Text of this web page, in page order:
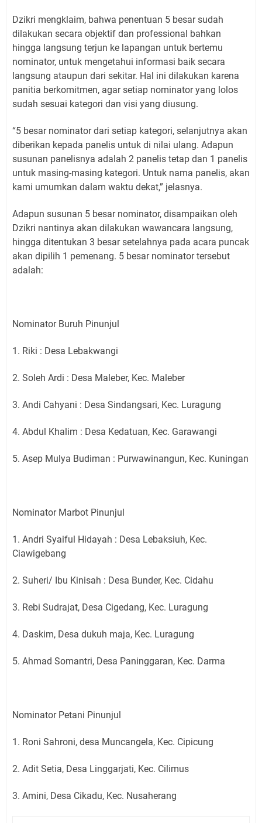
Dzikri mengklaim, bahwa penentuan 5 besar sudah
dilakukan secara objektif dan professional bahkan
hingga langsung terjun ke lapangan untuk bertemu
nominator, untuk mengetahui informasi baik secara
langsung ataupun dari sekitar. Hal ini dilakukan karena
panitia berkomitmen, agar setiap nominator yang lolos
sudah sesuai kategori dan visi yang diusung.
“5 besar nominator dari setiap kategori, selanjutnya akan
diberikan kepada panelis untuk di nilai ulang. Adapun
susunan panelisnya adalah 2 panelis tetap dan 1 panelis
untuk masing-masing kategori. Untuk nama panelis, akan
kami umumkan dalam waktu dekat,” jelasnya.
Adapun susunan 5 besar nominator, disampaikan oleh
Dzikri nantinya akan dilakukan wawancara langsung,
hingga ditentukan 3 besar setelahnya pada acara puncak
akan dipilih 1 pemenang. 5 besar nominator tersebut
adalah:
Nominator Buruh Pinunjul
1. Riki : Desa Lebakwangi
2. Soleh Ardi : Desa Maleber, Kec. Maleber
3. Andi Cahyani : Desa Sindangsari, Kec. Luragung
4. Abdul Khalim : Desa Kedatuan, Kec. Garawangi
5. Asep Mulya Budiman : Purwawinangun, Kec. Kuningan
Nominator Marbot Pinunjul
1. Andri Syaiful Hidayah : Desa Lebaksiuh, Kec.
Ciawigebang
2. Suheri/ Ibu Kinisah : Desa Bunder, Kec. Cidahu
3. Rebi Sudrajat, Desa Cigedang, Kec. Luragung
4. Daskim, Desa dukuh maja, Kec. Luragung
5. Ahmad Somantri, Desa Paninggaran, Kec. Darma
Nominator Petani Pinunjul
1. Roni Sahroni, desa Muncangela, Kec. Cipicung
2. Adit Setia, Desa Linggarjati, Kec. Cilimus
3. Amini, Desa Cikadu, Kec. Nusaherang